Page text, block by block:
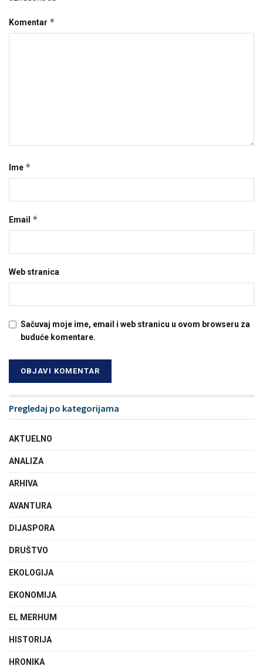
Komentar *
Ime *
Email *
Web stranica
Sačuvaj moje ime, email i web stranicu u ovom browseru za
buduće komentare.
Pregledaj po kategorijama
AKTUELNO
ANALIZA
ARHIVA
AVANTURA
DIJASPORA
DRUŠTVO
EKOLOGIJA
EKONOMIJA
EL MERHUM
HISTORIJA
HRONIKA